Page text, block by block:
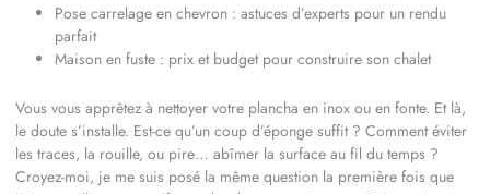
Vous vous apprêtez à nettoyer votre plancha en inox ou en fonte. Et là,
le doute s’installe. Est-ce qu’un coup d’éponge suffit ? Comment éviter
les traces, la rouille, ou pire… abîmer la surface au fil du temps ?
Croyez-moi, je me suis posé la même question la première fois que
Pose carrelage en chevron : astuces d’experts pour un rendu
parfait
Maison en fuste : prix et budget pour construire son chalet